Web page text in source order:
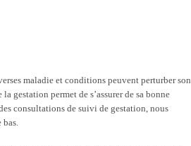
maladie et conditions peuvent perturber son
gestation permet de s’assurer de sa bonne
consultations de suivi de gestation, nous